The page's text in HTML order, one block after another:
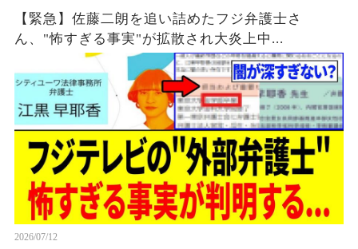
【緊急】佐藤二朗を追い詰めたフジ弁護士さ
ん、"怖すぎる事実"が拡散され大炎上中...
2026/07/12